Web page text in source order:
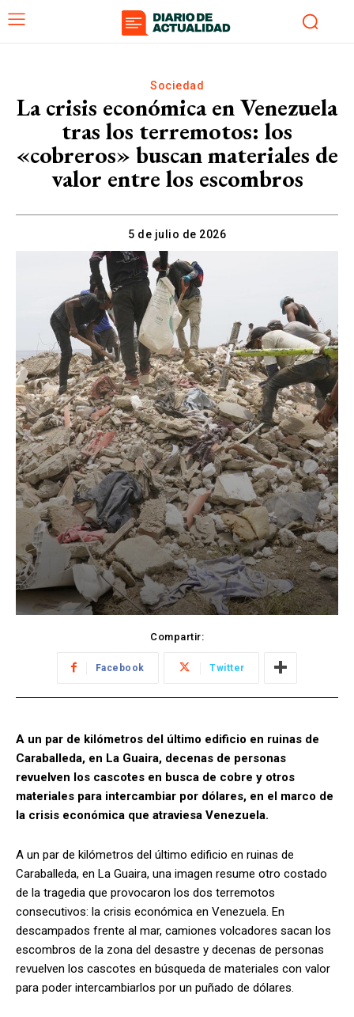
Sociedad
La crisis económica en Venezuela
tras los terremotos: los
«cobreros» buscan materiales de
valor entre los escombros
5 de julio de 2026
Compartir:
Facebook Twitter
A un par de kilómetros del último edificio en ruinas de
Caraballeda, en La Guaira, decenas de personas
revuelven los cascotes en busca de cobre y otros
materiales para intercambiar por dólares, en el marco de
la crisis económica que atraviesa Venezuela.
A un par de kilómetros del último edificio en ruinas de
Caraballeda, en La Guaira, una imagen resume otro costado
de la tragedia que provocaron los dos terremotos
consecutivos: la crisis económica en Venezuela. En
descampados frente al mar, camiones volcadores sacan los
escombros de la zona del desastre y decenas de personas
revuelven los cascotes en búsqueda de materiales con valor
para poder intercambiarlos por un puñado de dólares.